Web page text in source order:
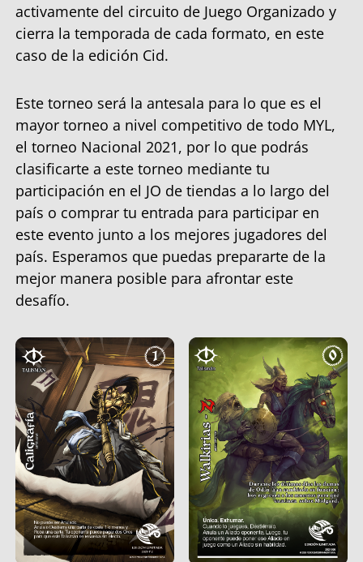
activamente del circuito de Juego Organizado y
cierra la temporada de cada formato, en este
caso de la edición Cid.
Este torneo será la antesala para lo que es el
mayor torneo a nivel competitivo de todo MYL,
el torneo Nacional 2021, por lo que podrás
clasificarte a este torneo mediante tu
participación en el JO de tiendas a lo largo del
país o comprar tu entrada para participar en
este evento junto a los mejores jugadores del
país. Esperamos que puedas prepararte de la
mejor manera posible para afrontar este
desafío.